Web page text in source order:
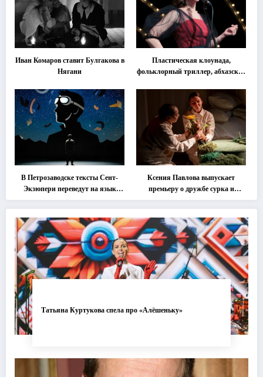
Иван Комаров ставит Булгакова в
Нягани
Пластическая клоунада,
фольклорный триллер, абхазская
втором этапе фестиваля
«Монокль»
В Петрозаводске тексты Сент-
Экзюпери переведут на язык
современной хореографии
Ксения Павлова выпускает
премьеру о дружбе сурка и
одуванчика
Татьяна Куртукова спела про «Алёшеньку»